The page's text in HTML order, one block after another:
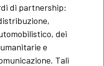
di partnership:
dei
e
Tali